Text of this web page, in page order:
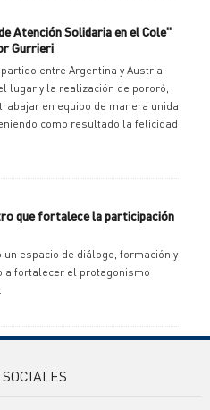
Atención Solidaria en el Cole"
Gurrieri
entre Argentina y Austria,
lugar y la realización de pororó,
en equipo de manera unida
como resultado la felicidad
que fortalece la participación
espacio de diálogo, formación y
a fortalecer el protagonismo